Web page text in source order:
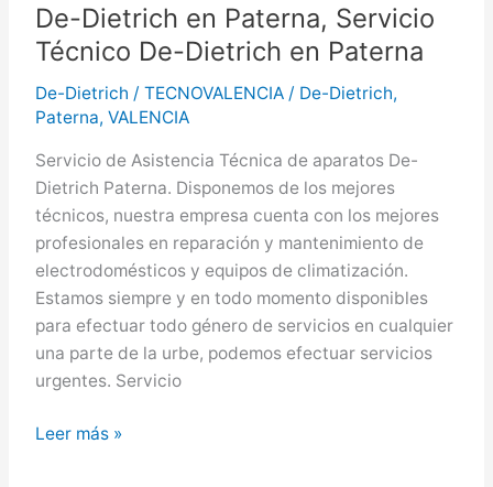
Dietrich
en
Sagunto
De-Dietrich en Paterna, Servicio
Técnico De-Dietrich en Paterna
De-Dietrich / TECNOVALENCIA / De-Dietrich,
Paterna, VALENCIA
Servicio de Asistencia Técnica de aparatos De-
Dietrich Paterna. Disponemos de los mejores
técnicos, nuestra empresa cuenta con los mejores
profesionales en reparación y mantenimiento de
electrodomésticos y equipos de climatización.
Estamos siempre y en todo momento disponibles
para efectuar todo género de servicios en cualquier
una parte de la urbe, podemos efectuar servicios
urgentes. Servicio
De-
Leer más »